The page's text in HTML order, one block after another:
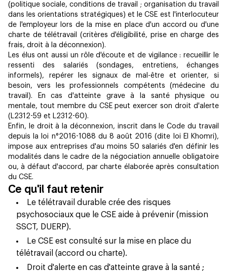
(politique sociale, conditions de travail ; organisation du travail
dans les orientations stratégiques) et le CSE est l'interlocuteur
de l'employeur lors de la mise en place d'un accord ou d'une
charte de télétravail (critères d'éligibilité, prise en charge des
frais, droit à la déconnexion).
Les élus ont aussi un rôle d'écoute et de vigilance : recueillir le
ressenti des salariés (sondages, entretiens, échanges
informels), repérer les signaux de mal-être et orienter, si
besoin, vers les professionnels compétents (médecine du
travail). En cas d'atteinte grave à la santé physique ou
mentale, tout membre du CSE peut exercer son droit d'alerte
(L2312-59 et L2312-60).
Enfin, le droit à la déconnexion, inscrit dans le Code du travail
depuis la loi n°2016-1088 du 8 août 2016 (dite loi El Khomri),
impose aux entreprises d'au moins 50 salariés d'en définir les
modalités dans le cadre de la négociation annuelle obligatoire
ou, à défaut d'accord, par charte élaborée après consultation
du CSE.
Ce qu'il faut retenir
Le télétravail durable crée des risques
psychosociaux que le CSE aide à prévenir (mission
SSCT, DUERP).
Le CSE est consulté sur la mise en place du
télétravail (accord ou charte).
Droit d'alerte en cas d'atteinte grave à la santé ;